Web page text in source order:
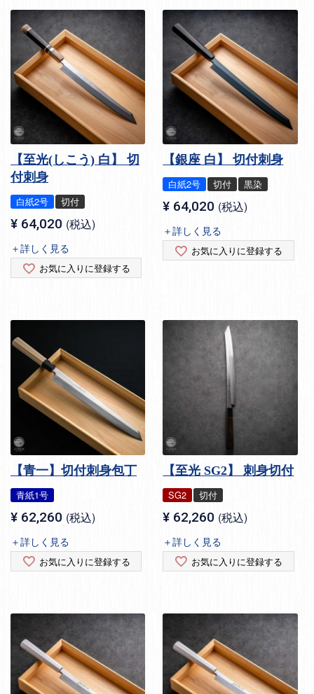
【至光(しこう) 白】 切
付刺身
白紙2号 切付
¥ 64,020 税込
＋詳しく見る
お気に入りに登録する
【銀座 白】 切付刺身
白紙2号 切付 黒染
¥ 64,020 税込
＋詳しく見る
お気に入りに登録する
【青一】切付刺身包丁
青紙1号
¥ 62,260 税込
＋詳しく見る
お気に入りに登録する
【至光 SG2】 刺身切付
SG2 切付
¥ 62,260 税込
＋詳しく見る
お気に入りに登録する